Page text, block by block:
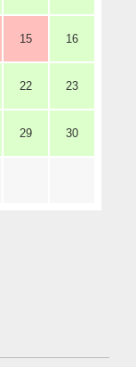
15 16
22 23
29 30